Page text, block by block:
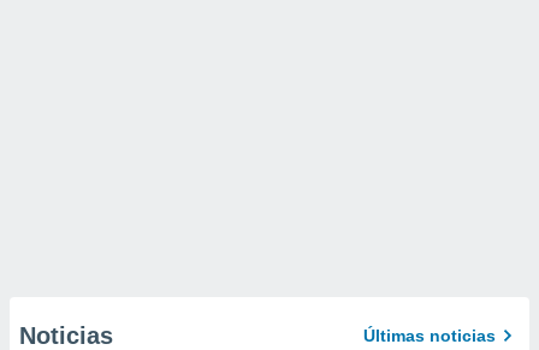
Noticias Últimas noticias